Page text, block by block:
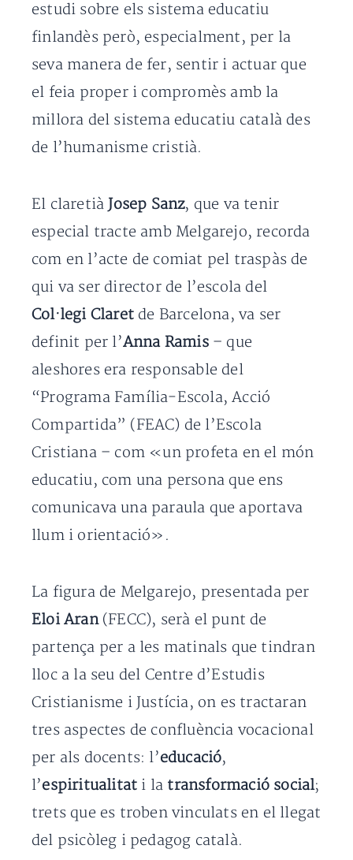
estudi sobre els sistema educatiu
finlandès però, especialment, per la
seva manera de fer, sentir i actuar que
el feia proper i compromès amb la
millora del sistema educatiu català des
de l’humanisme cristià.
El claretià Josep Sanz, que va tenir
especial tracte amb Melgarejo, recorda
com en l’acte de comiat pel traspàs de
qui va ser director de l’escola del
Col·legi Claret de Barcelona, va ser
definit per l’Anna Ramis– que
aleshores era responsable del
“Programa Família-Escola, Acció
Compartida” (FEAC) de l’Escola
Cristiana – com «un profeta en el món
educatiu, com una persona que ens
comunicava una paraula que aportava
llum i orientació».
La figura de Melgarejo, presentada per
Eloi Aran(FECC), serà el punt de
partença per a les matinals que tindran
lloc a la seu del Centre d’Estudis
Cristianisme i Justícia, on es tractaran
tres aspectes de confluència vocacional
per als docents: l’educació,
l’espiritualitat i la transformació social;
trets que es troben vinculats en el llegat
del psicòleg i pedagog català.